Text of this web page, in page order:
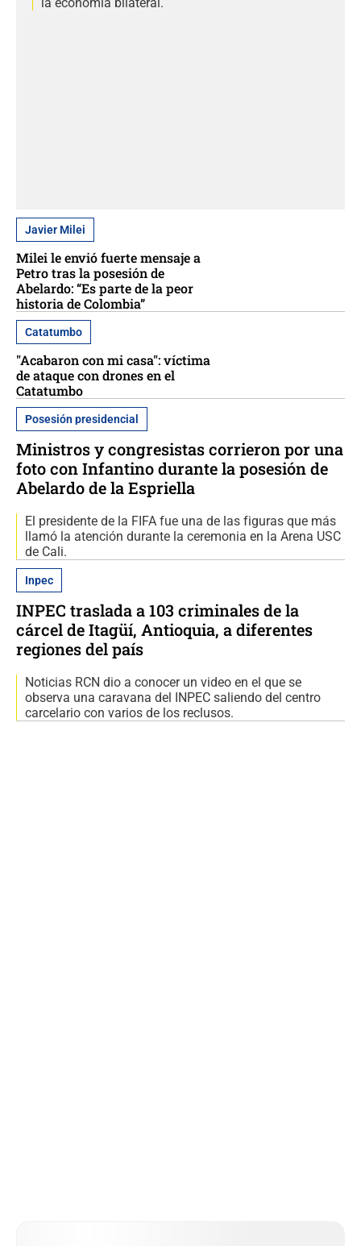
Javier Milei
Milei le envió fuerte mensaje a
Petro tras la posesión de
Abelardo: “Es parte de la peor
historia de Colombia”
Catatumbo
"Acabaron con mi casa": víctima
de ataque con drones en el
Catatumbo
Posesión presidencial
Ministros y congresistas corrieron por una
foto con Infantino durante la posesión de
Abelardo de la Espriella
El presidente de la FIFA fue una de las figuras que más
llamó la atención durante la ceremonia en la Arena USC
de Cali.
Inpec
INPEC traslada a 103 criminales de la
cárcel de Itagüí, Antioquia, a diferentes
regiones del país
Noticias RCN dio a conocer un video en el que se
observa una caravana del INPEC saliendo del centro
carcelario con varios de los reclusos.